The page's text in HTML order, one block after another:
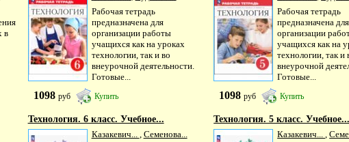
в
Рабочая тетрадь
предназначена для
организации работы
учащихся как на уроках
технологии, так и во
внеурочной деятельности.
Готовые...
1098 руб Купить
Рабочая тетрадь
предназначена для
организации
учащихся как на
технологии, так и
внеурочной
Готовые...
1098руб Купить
Технология. 6 класс. Учебное...
Казакевич...
Семенова...
Технология. 5 класс. Учебное...
Казакевич...
,